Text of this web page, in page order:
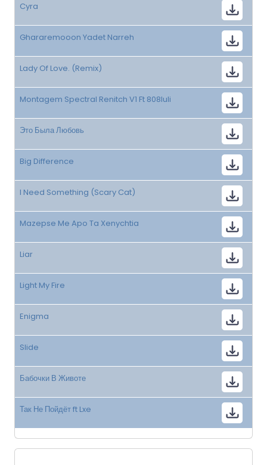
Cyra
Ghararemooon Yadet Narreh
Lady Of Love. (Remix)
Montagem Spectral Renitch V1 Ft 808Iuli
Это Была Любовь
Big Difference
I Need Something (Scary Cat)
Mazepse Me Apo Ta Xenychtia
Liar
Light My Fire
Enigma
Slide
Бабочки В Животе
Так Не Пойдёт ft Lxe